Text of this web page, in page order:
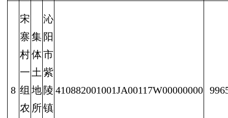
8
宋
寨
村
一
组
农
集
体
土
地
所
沁
阳
市
紫
陵
镇
410882001001JA00117W00000000